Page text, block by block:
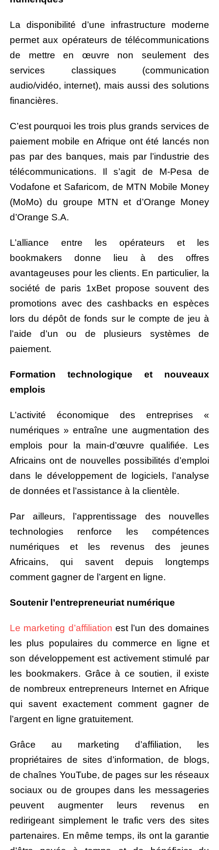
La disponibilité d’une infrastructure moderne
permet aux opérateurs de télécommunications
de mettre en œuvre non seulement des
services classiques (communication
audio/vidéo, internet), mais aussi des solutions
financières.
C’est pourquoi les trois plus grands services de
paiement mobile en Afrique ont été lancés non
pas par des banques, mais par l’industrie des
télécommunications. Il s’agit de M-Pesa de
Vodafone et Safaricom, de MTN Mobile Money
(MoMo) du groupe MTN et d’Orange Money
d’Orange S.A.
L’alliance entre les opérateurs et les
bookmakers donne lieu à des offres
avantageuses pour les clients. En particulier, la
société de paris 1xBet propose souvent des
promotions avec des cashbacks en espèces
lors du dépôt de fonds sur le compte de jeu à
l’aide d’un ou de plusieurs systèmes de
paiement.
Formation technologique et nouveaux
emplois
L’activité économique des entreprises «
numériques » entraîne une augmentation des
emplois pour la main-d’œuvre qualifiée. Les
Africains ont de nouvelles possibilités d’emploi
dans le développement de logiciels, l’analyse
de données et l’assistance à la clientèle.
Par ailleurs, l’apprentissage des nouvelles
technologies renforce les compétences
numériques et les revenus des jeunes
Africains, qui savent depuis longtemps
comment gagner de l’argent en ligne.
Soutenir l’entrepreneuriat numérique
Le marketing d’affiliation est l’un des domaines
les plus populaires du commerce en ligne et
son développement est activement stimulé par
les bookmakers. Grâce à ce soutien, il existe
de nombreux entrepreneurs Internet en Afrique
qui savent exactement comment gagner de
l’argent en ligne gratuitement.
Grâce au marketing d’affiliation, les
propriétaires de sites d’information, de blogs,
de chaînes YouTube, de pages sur les réseaux
sociaux ou de groupes dans les messageries
peuvent augmenter leurs revenus en
redirigeant simplement le trafic vers des sites
partenaires. En même temps, ils ont la garantie